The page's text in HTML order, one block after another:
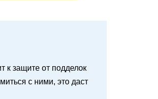
к защите от подделок
с ними, это даст